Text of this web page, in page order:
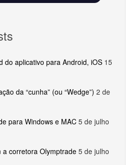
do aplicativo para Android, iOS 15
da “cunha” (ou “Wedge”) 2 de
para Windows e MAC 5 de julho
a corretora Olymptrade 5 de julho